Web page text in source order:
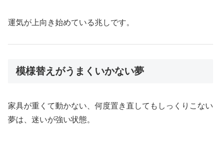
運気が上向き始めている兆しです。
模様替えがうまくいかない夢
家具が重くて動かない、何度置き直してもしっくりこない
夢は、迷いが強い状態。